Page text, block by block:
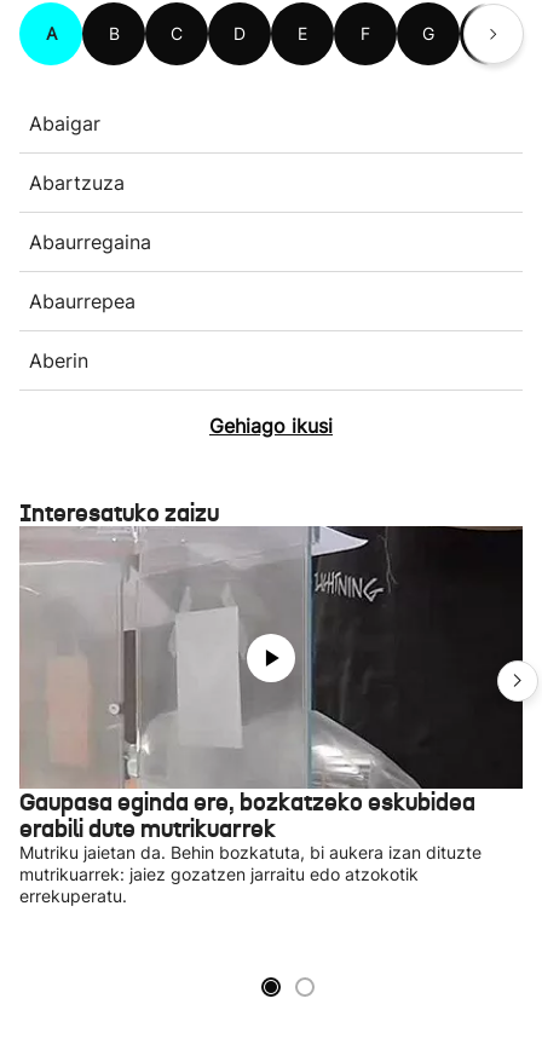
A B C D E F G H
Abaigar
Abartzuza
Abaurregaina
Abaurrepea
Aberin
Gehiago ikusi
Interesatuko zaizu
Gaupasa eginda ere, bozkatzeko eskubidea
erabili dute mutrikuarrek
Mutriku jaietan da. Behin bozkatuta, bi aukera izan dituzte
mutrikuarrek: jaiez gozatzen jarraitu edo atzokotik
errekuperatu.